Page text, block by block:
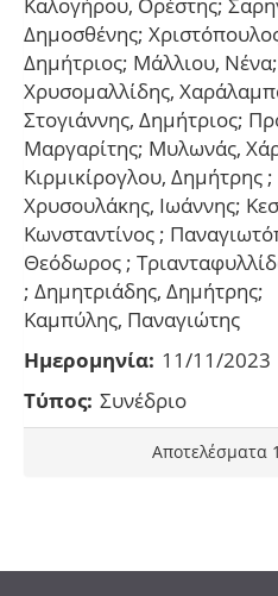
Καλογήρου, Ορέστης;
Δημοσθένης;
Δημήτριος; Μάλλιου, Νένα;
Χρυσομαλλίδης,
Στογιάννης, Δημήτριος;
Μαργαρίτης; Μυλωνάς,
Κιρμικίρογλου, Δημήτρης ;
Χρυσουλάκης, Ιωάννης;
Κωνσταντίνος ;
Θεόδωρος ;
; Δημητριάδης, Δημήτρης;
Καμπύλης, Παναγιώτης
Ημερομηνία: 11/11/2023
Τύπος: Συνέδριο
Αποτελέσματα